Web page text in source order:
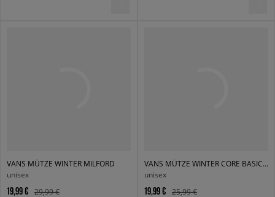
VANS MÜTZE WINTER MILFORD
unisex
19,99 €
29,99 €
VANS MÜTZE WINTER CORE BASICS BASICS
unisex
19,99 €
25,99 €